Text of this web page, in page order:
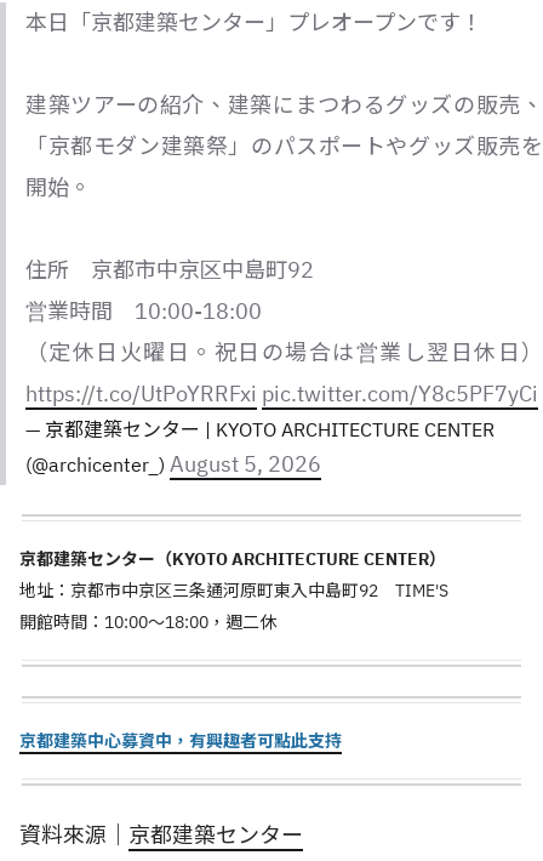
本日「京都建築センター」プレオープンです！
建築ツアーの紹介、建築にまつわるグッズの販売、
「京都モダン建築祭」のパスポートやグッズ販売を
開始。
住所 京都市中京区中島町92
営業時間 10:00-18:00
（定休日火曜日。祝日の場合は営業し翌日休日）
https://t.co/UtPoYRRFxi pic.twitter.com/Y8c5PF7yCi
— 京都建築センター | KYOTO ARCHITECTURE CENTER
(@archicenter_) August 5, 2026
京都建築センター（KYOTO ARCHITECTURE CENTER）
地址：京都市中京区三条通河原町東入中島町92 TIME'S
開館時間：10:00～18:00，週二休
京都建築中心募資中，有興趣者可點此支持
資料來源｜ 京都建築センター